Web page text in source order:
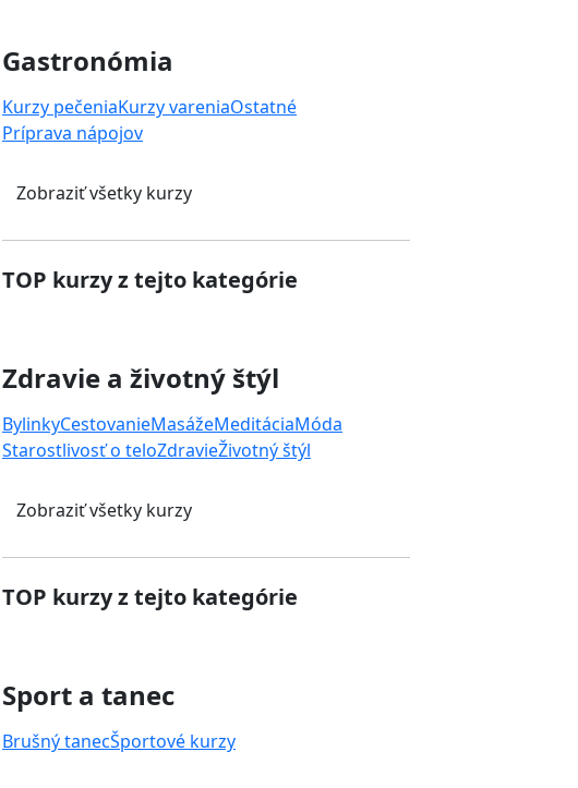
Gastronómia
Kurzy pečeniaKurzy vareniaOstatné
Príprava nápojov
Zobraziť všetky kurzy
TOP kurzy z tejto kategórie
Zdravie a životný štýl
BylinkyCestovanieMasážeMeditáciaMóda
Starostlivosť o teloZdravieŽivotný štýl
Zobraziť všetky kurzy
TOP kurzy z tejto kategórie
Sport a tanec
Brušný tanecŠportové kurzy